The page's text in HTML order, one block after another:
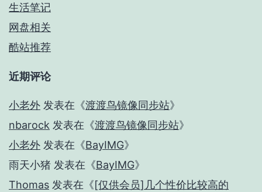
生活笔记
网盘相关
酷站推荐
近期评论
小老外 发表在《渡渡鸟镜像同步站》
nbarock 发表在《渡渡鸟镜像同步站》
小老外 发表在《BayIMG》
雨天小猪 发表在《BayIMG》
Thomas 发表在《[仅供会员]几个性价比较高的